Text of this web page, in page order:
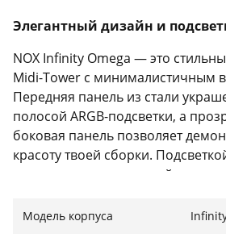
Элегантный дизайн и
NOX Infinity Omega — это
Midi-Tower с минималистичным
Передняя панель из стали
полосой ARGB-подсветки, а
боковая панель позволяет
красоту твоей сборки.
с помощью специальной
Вместительность и
Модель корпуса